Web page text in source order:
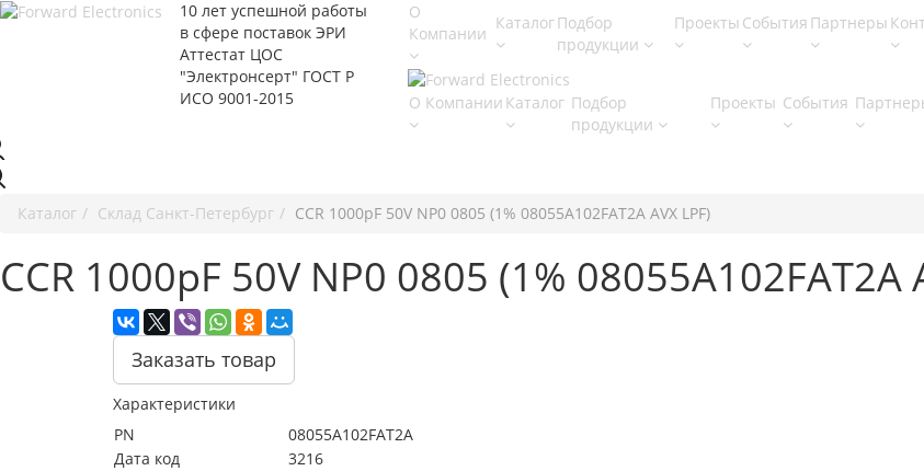
10 лет успешной работы
в сфере поставок ЭРИ
Аттестат ЦОС
"Электронсерт" ГОСТ Р
ИСО 9001-2015
О
Компании
КаталогПодбор
продукции
Проекты События Партнеры
О Компании Каталог Подбор
продукции
Проекты События
Каталог Cклад Санкт-Петербург CCR 1000pF 50V NP0 0805 (1% 08055A102FAT2A AVX LPF)
CCR 1000pF 50V NP0 0805 (1% 08055A102FAT2A
Заказать товар
Характеристики
PN
08055A102FAT2A
Дата код
3216